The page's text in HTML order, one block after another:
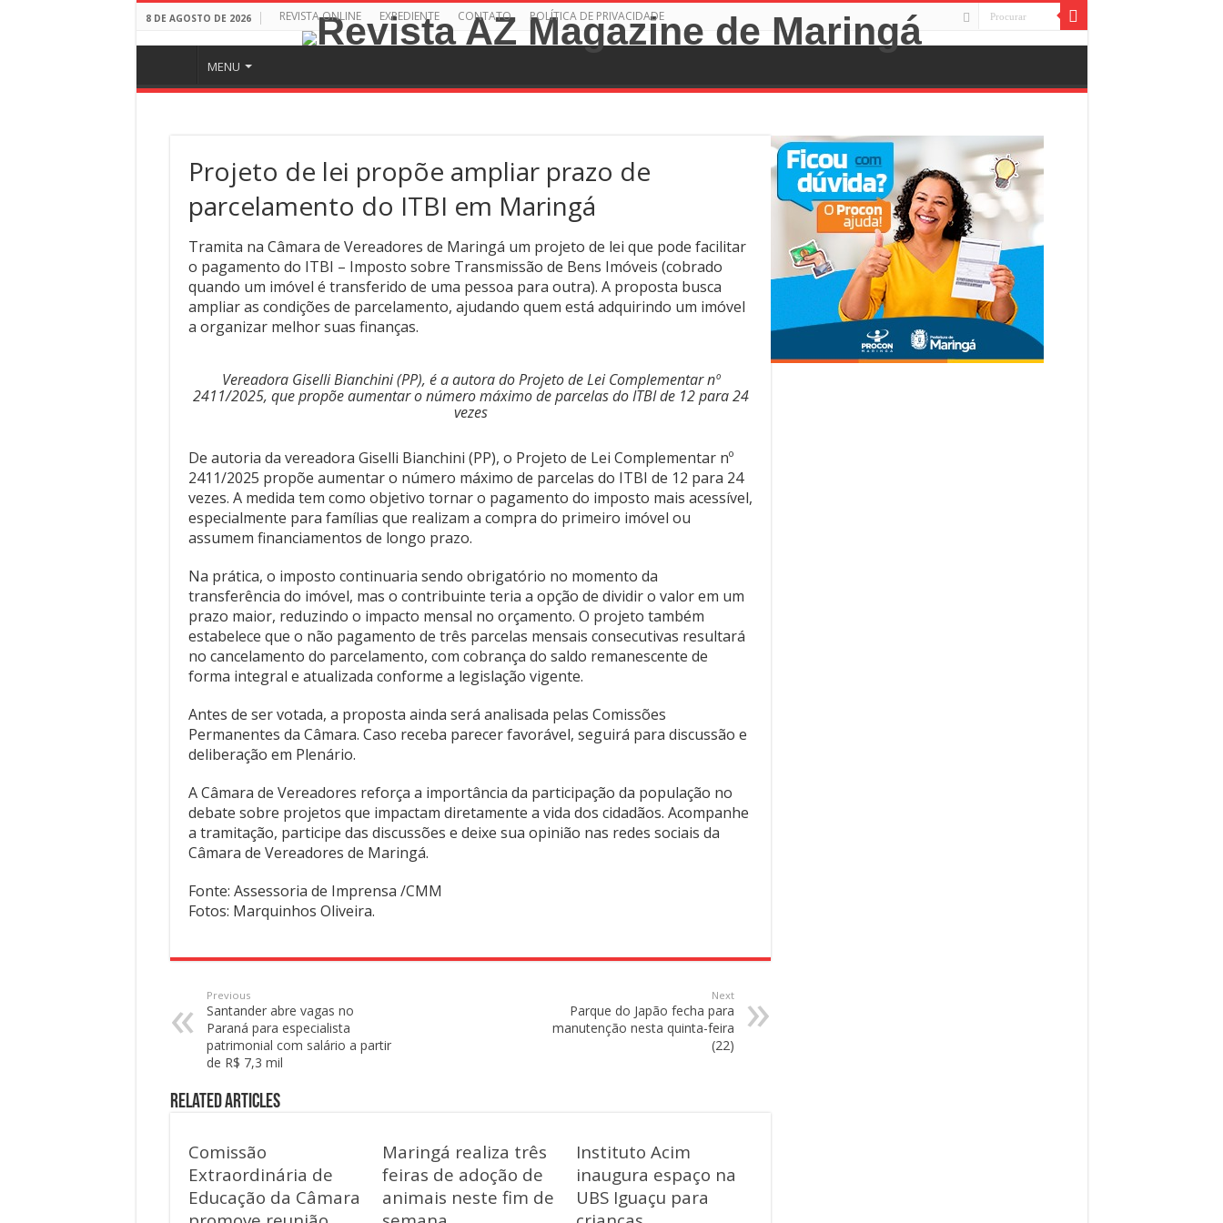
8 DE AGOSTO DE 2026 REVISTA ONLINE EXPEDIENTE CONTATO POLÍTICA DE PRIVACIDADE
MENU
Projeto de lei propõe ampliar prazo de
parcelamento do ITBI em Maringá
Tramita na Câmara de Vereadores de Maringá um projeto de lei que pode facilitar
o pagamento do ITBI – Imposto sobre Transmissão de Bens Imóveis (cobrado
quando um imóvel é transferido de uma pessoa para outra). A proposta busca
ampliar as condições de parcelamento, ajudando quem está adquirindo um imóvel
a organizar melhor suas finanças.
Vereadora Giselli Bianchini (PP), é a autora do Projeto de Lei Complementar nº
2411/2025, que propõe aumentar o número máximo de parcelas do ITBI de 12 para 24
vezes
De autoria da vereadora Giselli Bianchini (PP), o Projeto de Lei Complementar nº
2411/2025 propõe aumentar o número máximo de parcelas do ITBI de 12 para 24
vezes. A medida tem como objetivo tornar o pagamento do imposto mais acessível,
especialmente para famílias que realizam a compra do primeiro imóvel ou
assumem financiamentos de longo prazo.
Na prática, o imposto continuaria sendo obrigatório no momento da
transferência do imóvel, mas o contribuinte teria a opção de dividir o valor em um
prazo maior, reduzindo o impacto mensal no orçamento. O projeto também
estabelece que o não pagamento de três parcelas mensais consecutivas resultará
no cancelamento do parcelamento, com cobrança do saldo remanescente de
forma integral e atualizada conforme a legislação vigente.
Antes de ser votada, a proposta ainda será analisada pelas Comissões
Permanentes da Câmara. Caso receba parecer favorável, seguirá para discussão e
deliberação em Plenário.
A Câmara de Vereadores reforça a importância da participação da população no
debate sobre projetos que impactam diretamente a vida dos cidadãos. Acompanhe
a tramitação, participe das discussões e deixe sua opinião nas redes sociais da
Câmara de Vereadores de Maringá.
Fonte: Assessoria de Imprensa /CMM
Fotos: Marquinhos Oliveira.
Previous
Santander abre vagas no
Paraná para especialista
patrimonial com salário a partir
de R$ 7,3 mil
Next
Parque do Japão fecha para
manutenção nesta quinta-feira
(22)
Related Articles
Comissão
Extraordinária de
Educação da Câmara
Maringá realiza três
feiras de adoção de
animais neste fim de
Instituto Acim
inaugura espaço na
UBS Iguaçu para